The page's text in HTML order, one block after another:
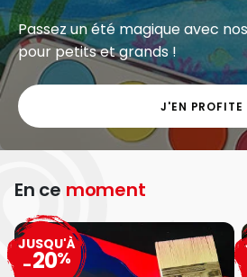
Passez un été magique avec
pour petits et grands !
J'EN PROFITE
En ce moment
JUSQU'À
-20%